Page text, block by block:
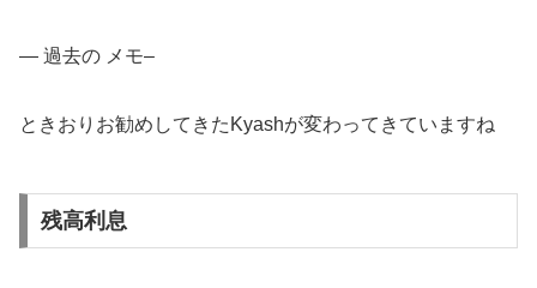
— 過去の メモ–
ときおりお勧めしてきたKyashが変わってきていますね
残高利息